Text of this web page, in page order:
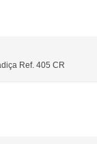
Ref. 405 CR